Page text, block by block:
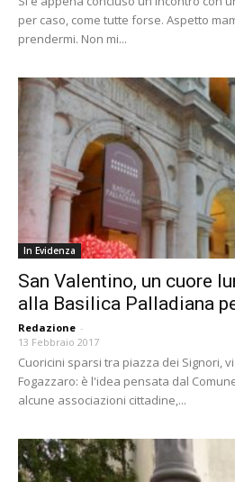
per caso, come tutte forse. Aspetto
prendermi. Non mi...
In Evidenza
San Valentino, un cuore
alla Basilica Palladiana
Redazione -
13 Febbraio 2017
Cuoricini sparsi tra piazza dei Signori,
Fogazzaro: è l'idea pensata dal
alcune associazioni cittadine,...